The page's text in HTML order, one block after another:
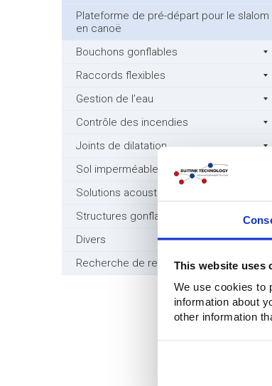
This website uses
We use cookies to
information about
other information
Plateforme de pré-départ pour le slalom
en canoë
Bouchons gonflables
Raccords flexibles
Gestion de l’eau
Contrôle des incendies
Joints de dilatation
Sol imperméable mobile
Solutions acoustiques
Structures gonflables
Divers
Recherche de revendeurs/ distributeurs